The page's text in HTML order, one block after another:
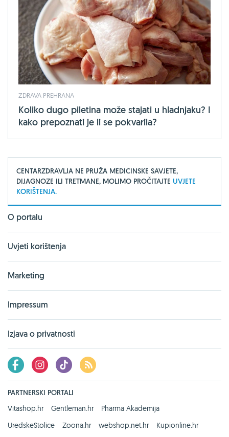
ZDRAVA PREHRANA
Koliko dugo piletina može stajati u hladnjaku? I
kako prepoznati je li se pokvarila?
CENTARZDRAVLJA NE PRUŽA MEDICINSKE SAVJETE,
DIJAGNOZE ILI TRETMANE, MOLIMO PROČITAJTE UVJETE
KORIŠTENJA.
O portalu
Uvjeti korištenja
Marketing
Impressum
Izjava o privatnosti
PARTNERSKI PORTALI
Vitashop.hr
Gentleman.hr
Pharma Akademija
UredskeStolice
Zoona.hr webshop.net.hr Kupionline.hr